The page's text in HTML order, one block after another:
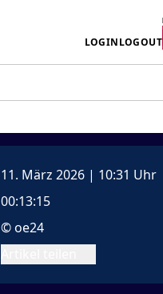
LOGINLOGOUT
11. März 2026 | 10:31 Uhr
00:13:15
© oe24